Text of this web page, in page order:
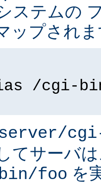
ステムの
ップされ
/cgi-
てサーバ
foo を